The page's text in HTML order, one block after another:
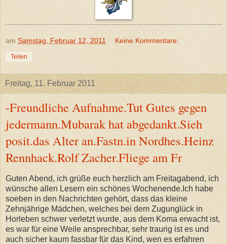
am Samstag, Februar 12, 2011 Keine Kommentare:
Teilen
Freitag, 11. Februar 2011
-Freundliche Aufnahme.Tut Gutes gegen
jedermann.Mubarak hat abgedankt.Sieh
posit.das Alter an.Fastn.in Nordhes.Heinz
Rennhack.Rolf Zacher.Fliege am Fr
Guten Abend, ich grüße euch herzlich am Freitagabend, ich
wünsche allen Lesern ein schönes Wochenende.Ich habe
soeben in den Nachrichten gehört, dass das kleine
Zehnjährige Mädchen, welches bei dem Zugunglück in
Horleben schwer verletzt wurde, aus dem Koma erwacht ist,
es war für eine Weile ansprechbar, sehr traurig ist es und
auch sicher kaum fassbar für das Kind, wen es erfahren